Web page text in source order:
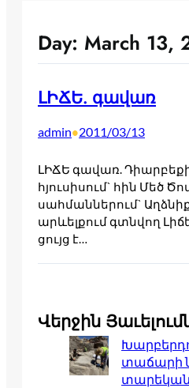
Day: March 13,
ԼԻՃԵ. գավառ
admin•2011/03/13
ԼԻՃԵ գավառ.
հյուսիսում` հին Մեծ
սահմաններում`
արևելքում գտնվող
ցույց է…
Վերջին
տաճարի